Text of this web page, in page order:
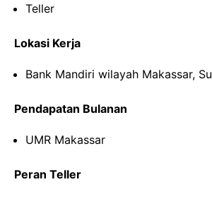
Teller
Lokasi Kerja
Bank Mandiri wilayah Makassar,
Pendapatan Bulanan
UMR Makassar
Peran Teller